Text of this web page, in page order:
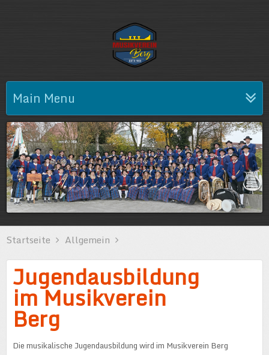
Main Menu
Startseite Allgemein
Jugendausbildung
im Musikverein
Berg
Die musikalische Jugendausbildung wird im Musikverein Berg